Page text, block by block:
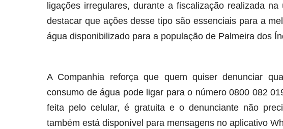
ligações irregulares, durante a fiscalização realizada
destacar que ações desse tipo são essenciais para a
água disponibilizado para a população de Palmeira dos
A Companhia reforça que quem quiser denunciar
consumo de água pode ligar para o número 0800 082
feita pelo celular, é gratuita e o denunciante não
também está disponível para mensagens no aplicativo